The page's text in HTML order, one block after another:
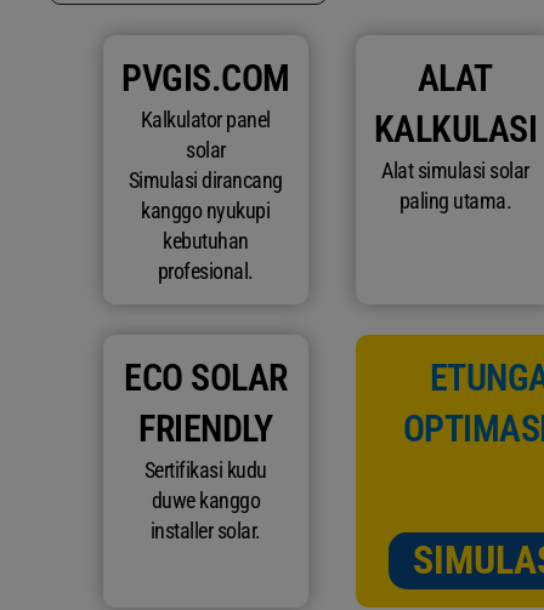
PVGIS.COM
Kalkulator panel
solar
Simulasi dirancang
kanggo nyukupi
kebutuhan
profesional.
ALAT
KALKULASI
Alat simulasi solar
paling utama.
ECO SOLAR
FRIENDLY
Sertifikasi kudu
duwe kanggo
installer solar.